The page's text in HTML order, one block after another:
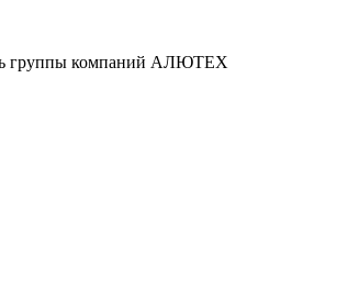
группы компаний АЛЮТЕХ